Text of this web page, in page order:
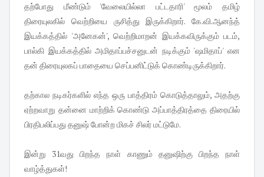
தற்போது மீண்டும் 'வேலையில்லா பட்டதாரி' மூலம் தமிழ்
திரையுலகில் வெற்றியை ருசித்து இருக்கிறார். கே.வி.ஆனந்த்
இயக்கத்தில் 'அனேகன்', வெற்றிமாறன் இயக்கவிருக்கும் படம்,
பால்கி இயக்கத்தில் அமிதாப்பச்சனுடன் நடிக்கும் 'ஷமிதாப்' என
தன் திரையுலகப் பாதையை செப்பனிட்டுக் கொண்டிருக்கிறார்.
தற்கால நடிகர்களில் எந்த ஒரு பாத்திரம் கொடுத்தாலும், அதற்கு
ஏற்றவாறு தன்னை மாற்றிக் கொண்டு அப்பாத்திரத்தை திரையில்
பிரதிபலிப்பது தனுஷ் போன்ற மிகச் சிலர் மட்டுமே.
இன்று 31வது பிறந்த நாள் காணும் தனுஷிற்கு பிறந்த நாள்
வாழ்த்துகள்!